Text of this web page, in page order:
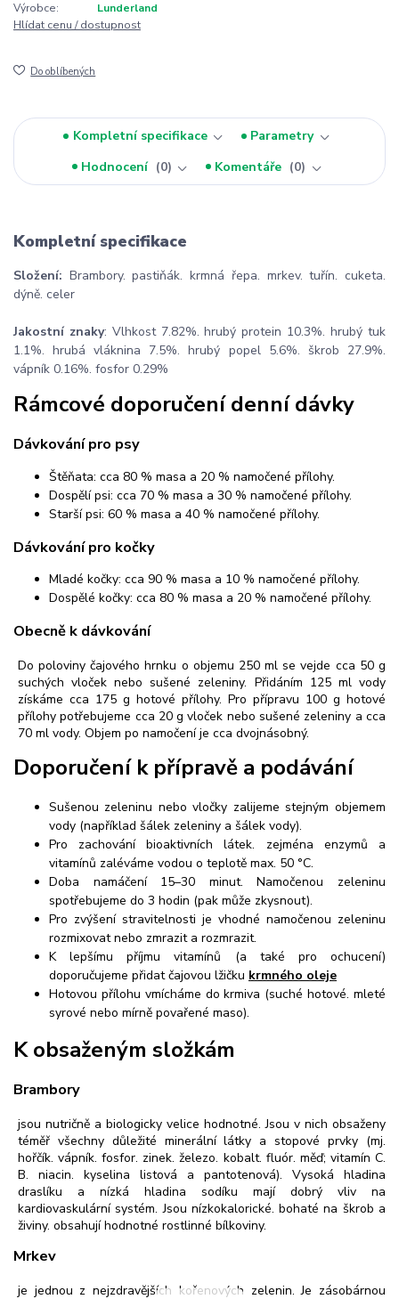
Výrobce:
Lunderland
Hlídat cenu / dostupnost
Do oblíbených
Kompletní specifikace
Parametry
Hodnocení
0 Komentáře 0
Kompletní specifikace
Složení: Brambory. pastiňák. krmná řepa. mrkev. tuřín. cuketa.
dýně. celer
Jakostní znaky: Vlhkost 7.82%. hrubý protein 10.3%. hrubý tuk
1.1%. hrubá vláknina 7.5%. hrubý popel 5.6%. škrob 27.9%.
vápník 0.16%. fosfor 0.29%
Rámcové doporučení denní dávky
Dávkování pro psy
Štěňata: cca 80 % masa a 20 % namočené přílohy.
Dospělí psi: cca 70 % masa a 30 % namočené přílohy.
Starší psi: 60 % masa a 40 % namočené přílohy.
Dávkování pro kočky
Mladé kočky: cca 90 % masa a 10 % namočené přílohy.
Dospělé kočky: cca 80 % masa a 20 % namočené přílohy.
Obecně k dávkování
Do poloviny čajového hrnku o objemu 250 ml se vejde cca 50 g
suchých vloček nebo sušené zeleniny. Přidáním 125 ml vody
získáme cca 175 g hotové přílohy. Pro přípravu 100 g hotové
přílohy potřebujeme cca 20 g vloček nebo sušené zeleniny a cca
70 ml vody. Objem po namočení je cca dvojnásobný.
Doporučení k přípravě a podávání
Sušenou zeleninu nebo vločky zalijeme stejným objemem
vody (například šálek zeleniny a šálek vody).
Pro zachování bioaktivních látek. zejména enzymů a
vitamínů zaléváme vodou o teplotě max. 50 °C.
Doba namáčení 15–30 minut. Namočenou zeleninu
spotřebujeme do 3 hodin (pak může zkysnout).
Pro zvýšení stravitelnosti je vhodné namočenou zeleninu
rozmixovat nebo zmrazit a rozmrazit.
K lepšímu příjmu vitamínů (a také pro ochucení)
doporučujeme přidat čajovou lžičku krmného oleje
Hotovou přílohu vmícháme do krmiva (suché hotové. mleté
syrové nebo mírně povařené maso).
K obsaženým složkám
Brambory
jsou nutričně a biologicky velice hodnotné. Jsou v nich obsaženy
téměř všechny důležité minerální látky a stopové prvky (mj.
hořčík. vápník. fosfor. zinek. železo. kobalt. fluór. měď; vitamín C.
B. niacin. kyselina listová a pantotenová). Vysoká hladina
draslíku a nízká hladina sodíku mají dobrý vliv na
kardiovaskulární systém. Jsou nízkokalorické. bohaté na škrob a
živiny. obsahují hodnotné rostlinné bílkoviny.
Mrkev
je jednou z nejzdravějších kořenových zelenin. Je zásobárnou